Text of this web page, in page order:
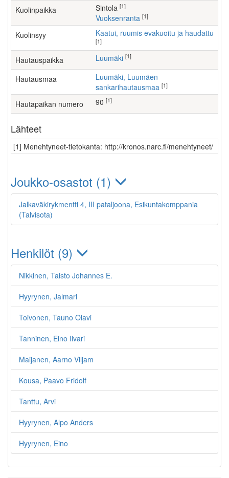
Kuolinpaikka Sintola [1]
Vuoksenranta [1]
Kuolinsyy Kaatui, ruumis evakuoitu ja haudattu
[1]
Hautauspaikka Luumäki [1]
Hautausmaa
Luumäki, Luumäen
sankarihautausmaa [1]
Hautapaikan numero 90 [1]
Lähteet
[1] Menehtyneet-tietokanta: http://kronos.narc.fi/menehtyneet/
Joukko-osastot (1)
Jalkaväkirykmentti 4, III pataljoona, Esikuntakomppania
(Talvisota)
Henkilöt (9)
Nikkinen, Taisto Johannes E.
Hyyrynen, Jalmari
Toivonen, Tauno Olavi
Tanninen, Eino Iivari
Maijanen, Aarno Viljam
Kousa, Paavo Fridolf
Tanttu, Arvi
Hyyrynen, Alpo Anders
Hyyrynen, Eino